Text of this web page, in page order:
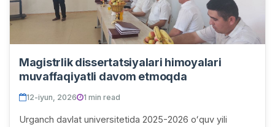
Magistrlik dissertatsiyalari himoyalari
muvaffaqiyatli davom etmoqda
12-iyun, 2026 1 min read
Urganch davlat universitetida 2025-2026 oʻquv yili